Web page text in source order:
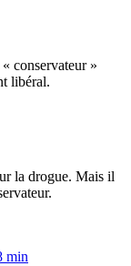
conservateur »
libéral.
la drogue. Mais il
min